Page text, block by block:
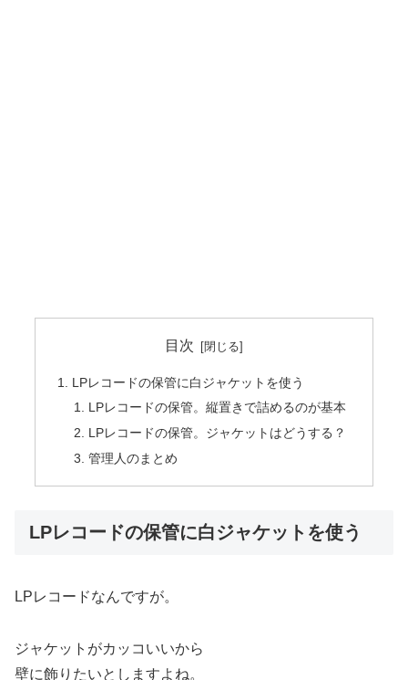
目次
LPレコードの保管に白ジャケットを使う
LPレコードの保管。縦置きで詰めるのが基本
LPレコードの保管。ジャケットはどうする？
管理人のまとめ
LPレコードの保管に白ジャケットを使う
LPレコードなんですが。
ジャケットがカッコいいから
壁に飾りたいとしますよね。